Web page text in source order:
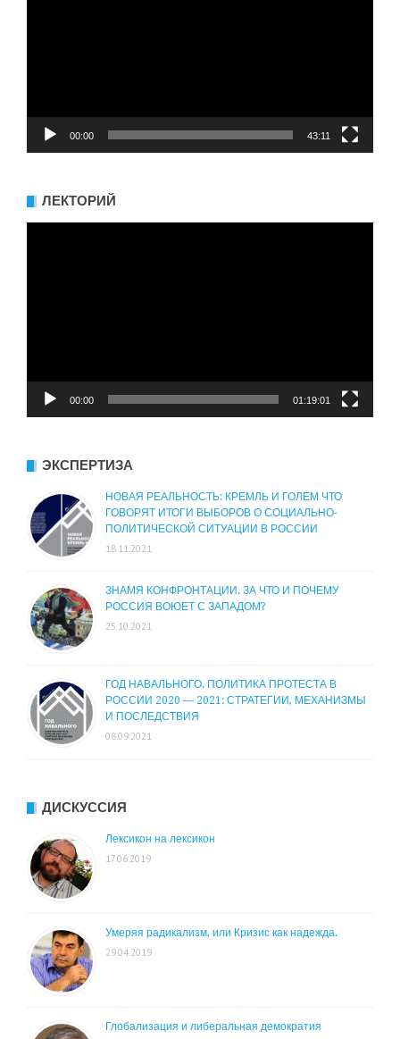
00:00 43:11
ЛЕКТОРИЙ
00:00 01:19:01
ЭКСПЕРТИЗА
НОВАЯ РЕАЛЬНОСТЬ: КРЕМЛЬ И ГОЛЕМ ЧТО
ГОВОРЯТ ИТОГИ ВЫБОРОВ О СОЦИАЛЬНО-
ПОЛИТИЧЕСКОЙ СИТУАЦИИ В РОССИИ
18.11.2021
ЗНАМЯ КОНФРОНТАЦИИ. ЗА ЧТО И ПОЧЕМУ
РОССИЯ ВОЮЕТ С ЗАПАДОМ?
25.10.2021
ГОД НАВАЛЬНОГО. ПОЛИТИКА ПРОТЕСТА В
РОССИИ 2020 — 2021: СТРАТЕГИИ, МЕХАНИЗМЫ
И ПОСЛЕДСТВИЯ
08.09.2021
ДИСКУССИЯ
Лексикон на лексикон
17.06.2019
Умеряя радикализм, или Кризис как надежда.
29.04.2019
Глобализация и либеральная демократия